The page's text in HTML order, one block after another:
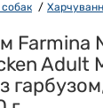
Farmina
Adult